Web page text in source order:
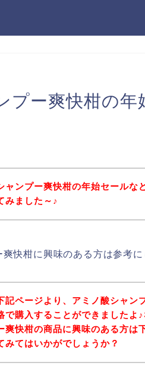
プー爽快柑の年
ャンプー爽快柑の年始セールな
みました～♪
快柑に興味のある方は参考に
記ページより、アミノ酸シャン
で購入することができましたよ
爽快柑の商品に興味のある方は
みてはいかがでしょうか？